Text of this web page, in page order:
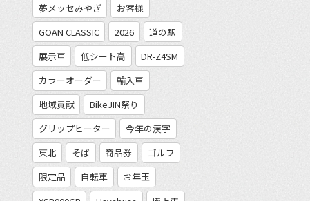
夢メッセみやぎ
お客様
GOAN CLASSIC
2026
道の駅
展示車
低シート高
DR-Z4SM
カラーオーダー
輸入車
地域貢献
BikeJIN祭り
グリップヒーター
今年の漢字
東北
そば 商品券
ゴルフ
限定品
自転車
お年玉